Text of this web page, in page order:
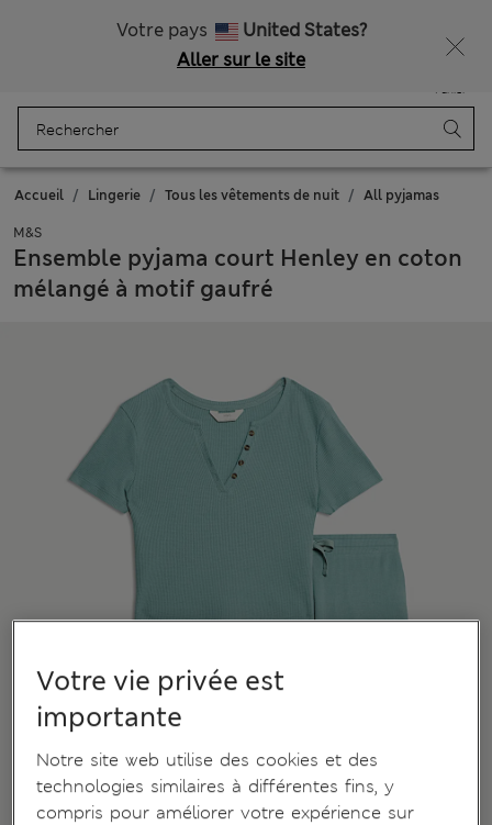
Votre pays
United States?
Aller sur le site
Panier
Accueil Lingerie Tous les vêtements de nuit All pyjamas
M&S
Ensemble pyjama court Henley en coton
mélangé à motif gaufré
Votre vie privée est
importante
Notre site web utilise des cookies et des
technologies similaires à différentes fins, y
compris pour améliorer votre expérience sur